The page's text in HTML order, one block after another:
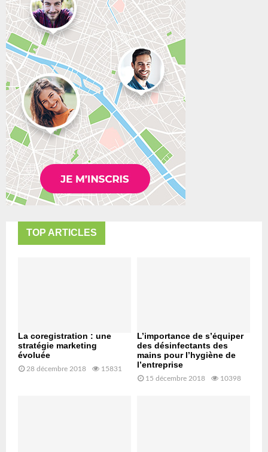
TOP ARTICLES
La coregistration : une
stratégie marketing
évoluée
28 décembre 2018 15831
L’importance de s’équiper
des désinfectants des
mains pour l’hygiène de
l’entreprise
15 décembre 2018 10398